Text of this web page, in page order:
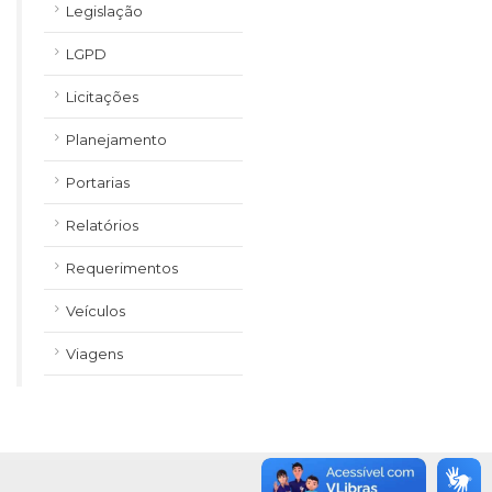
Legislação
LGPD
Licitações
Planejamento
Portarias
Relatórios
Requerimentos
Veículos
Viagens